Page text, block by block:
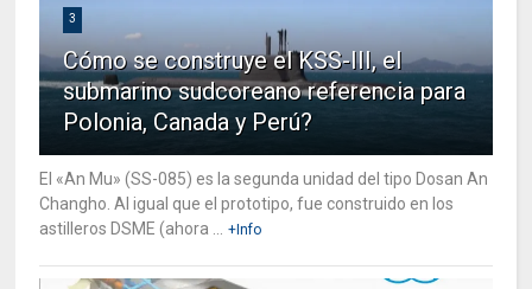
3
Cómo se construye el KSS-III, el
submarino sudcoreano referencia para
Polonia, Canada y Perú?
El «An Mu» (SS-085) es la segunda unidad del tipo Dosan An
Changho. Al igual que el prototipo, fue construido en los
astilleros DSME (ahora ...
+Info